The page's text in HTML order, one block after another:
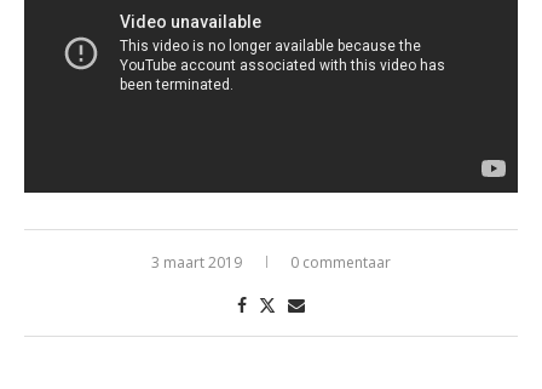
3 maart 2019 0 commentaar